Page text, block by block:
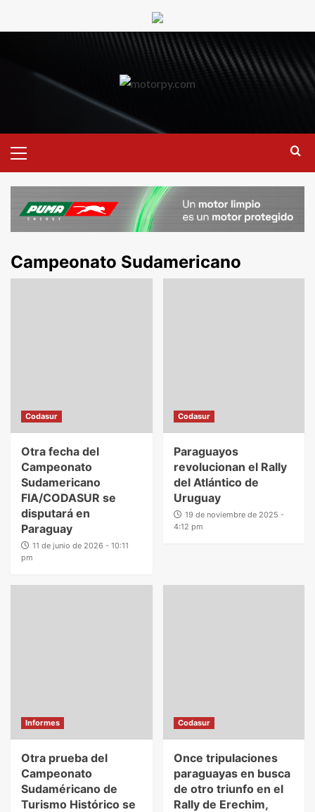
Campeonato Sudamericano
Codasur
Otra fecha del
Campeonato
Sudamericano
FIA/CODASUR se
disputará en
Paraguay
11 de junio de 2026 - 10:11
pm
Codasur
Paraguayos
revolucionan el Rally
del Atlántico de
Uruguay
19 de noviembre de 2025 -
4:12 pm
Informes
Otra prueba del
Campeonato
Sudaméricano de
Turismo Histórico se
Codasur
Once tripulaciones
paraguayas en busca
de otro triunfo en el
Rally de Erechim,